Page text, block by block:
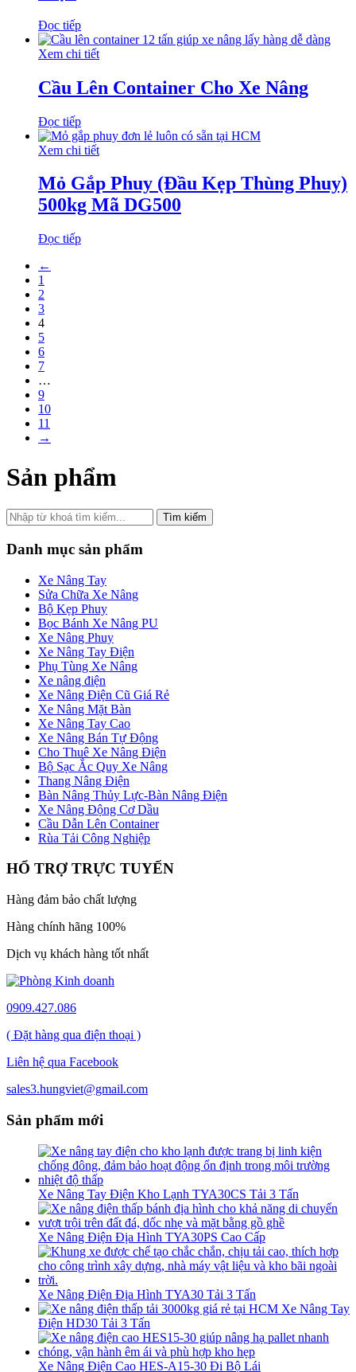
Đọc tiếp
Xem chi tiết
Cầu Lên Container Cho Xe Nâng
Đọc tiếp
Xem chi tiết
Mỏ Gắp Phuy (Đầu Kẹp Thùng Phuy)
500kg Mã DG500
Đọc tiếp
←
1
2
3
4
5
6
7
…
9
10
11
→
Sản phẩm
Tìm kiếm
Danh mục sản phẩm
Xe Nâng Tay
Sửa Chữa Xe Nâng
Bộ Kẹp Phuy
Bọc Bánh Xe Nâng PU
Xe Nâng Phuy
Xe Nâng Tay Điện
Phụ Tùng Xe Nâng
Xe nâng điện
Xe Nâng Điện Cũ Giá Rẻ
Xe Nâng Mặt Bàn
Xe Nâng Tay Cao
Xe Nâng Bán Tự Động
Cho Thuê Xe Nâng Điện
Bộ Sạc Ắc Quy Xe Nâng
Thang Nâng Điện
Bàn Nâng Thủy Lực-Bàn Nâng Điện
Xe Nâng Động Cơ Dầu
Cầu Dẫn Lên Container
Rùa Tải Công Nghiệp
HỔ TRỢ TRỰC TUYẾN
Hàng đảm bảo chất lượng
Hàng chính hãng 100%
Dịch vụ khách hàng tốt nhất
0909.427.086
( Đặt hàng qua điện thoại )
Liên hệ qua Facebook
sales3.hungviet@gmail.com
Sản phẩm mới
Xe Nâng Tay Điện Kho Lạnh TYA30CS Tải 3 Tấn
Xe Nâng Điện Địa Hình TYA30PS Cao Cấp
Xe Nâng Điện Địa Hình TYA30 Tải 3 Tấn
Xe Nâng Tay
Điện HD30 Tải 3 Tấn
Xe Nâng Điện Cao HES-A15-30 Đi Bộ Lái